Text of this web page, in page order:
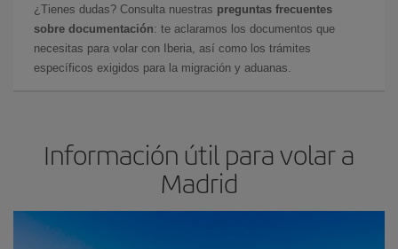
¿Tienes dudas? Consulta nuestras preguntas frecuentes
sobre documentación: te aclaramos los documentos que
necesitas para volar con Iberia, así como los trámites
específicos exigidos para la migración y aduanas.
Información útil para volar a
Madrid